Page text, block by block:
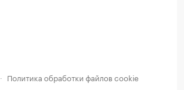
· Политика обработки файлов cookie